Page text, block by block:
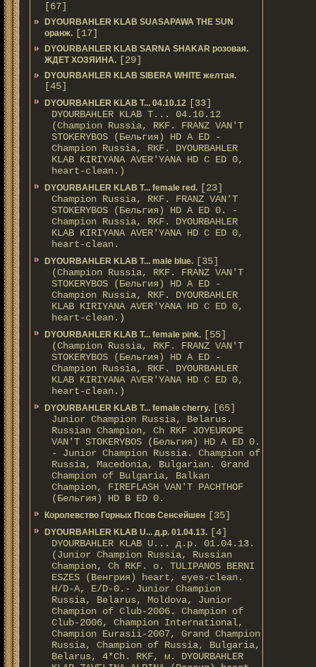
[67]
DYOURBAHLER KLAB SUASAPAWA THE SUN
оранж. [17]
DYOURBAHLER KLAB SARNA SHAKAR розовая.
ЖДЕТ ХОЗЯИНА. [29]
DYOURBAHLER KLAB SIBERA WHITE желтая.
[45]
DYOURBAHLER KLAB T... 04.10.12 [33]
DYOURBAHLER KLAB T... 04.10.12
(Champion Russia, RKF. FRANZ VAN'T
STOKERYBOS (Бельгия) HD А ED -
Champion Russia, RKF. DYOURBAHLER
KLAB KIRIYANA AVER'YANA HD С ED 0,
heart-clean.)
DYOURBAHLER KLAB T... female red. [23]
Champion Russia, RKF. FRANZ VAN'T
STOKERYBOS (Бельгия) HD А ED 0. -
Champion Russia, RKF. DYOURBAHLER
KLAB KIRIYANA AVER'YANA HD С ED 0,
heart-clean.
DYOURBAHLER KLAB T... male blue. [35]
(Champion Russia, RKF. FRANZ VAN'T
STOKERYBOS (Бельгия) HD А ED -
Champion Russia, RKF. DYOURBAHLER
KLAB KIRIYANA AVER'YANA HD С ED 0,
heart-clean.)
DYOURBAHLER KLAB T... female pink. [55]
(Champion Russia, RKF. FRANZ VAN'T
STOKERYBOS (Бельгия) HD А ED -
Champion Russia, RKF. DYOURBAHLER
KLAB KIRIYANA AVER'YANA HD С ED 0,
heart-clean.)
DYOURBAHLER KLAB T... female cherry. [65]
Junior Champion Russia, Belarus.
Russian Champion, Ch RKF JOYEUROPE
VAN'T STOKERYBOS (Бельгия) HD А ED 0.
- Junior Champion Russia. Champion of
Russia, Macedonia, Bulgarian. Grand
Champion of Bulgaria, Balkan
Champion, FIREFLASH VAN'T PACHTHOF
(Бельгия) HD B ED 0.
Королевство Горных Псов Сенсейшен [35]
DYOURBAHLER KLAB U... д.р. 01.04.13. [4]
DYOURBAHLER KLAB U... д.р. 01.04.13.
(Junior Champion Russia, Russian
Champion, Ch RKF. о. TULIPANOS BERNI
ESZES (Венгрия) heart, eyes-clean.
H/D-A, E/D-0.- Junior Champion
Russia, Belarus, Moldova, Junior
Champion of Club-2006. Champion of
Club-2006, Champion International,
Champion Eurasii-2007, Grand Champion
Russia, Champion of Russia, Bulgaria,
Belarus, 4*Ch. RKF, м. DYOURBAHLER